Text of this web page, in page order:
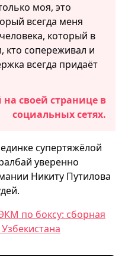
моя, это
всегда меня
который в
кто сопереживал и
всегда придаёт
своей странице в
социальных сетях.
супертяжёлой
уверенно
Никиту Путилова
по боксу: сборная